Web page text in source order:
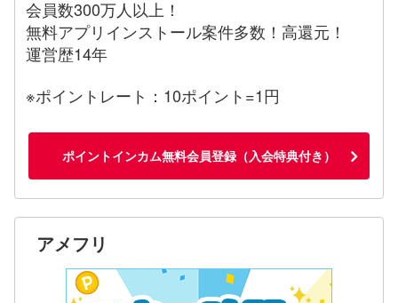
会員数300万人以上！
無料アプリインストール案件多数！高還元！
運営歴14年
※ポイントレート：10ポイント=1円
ポイントインカム無料会員登録（入会特典付き）
アメフリ